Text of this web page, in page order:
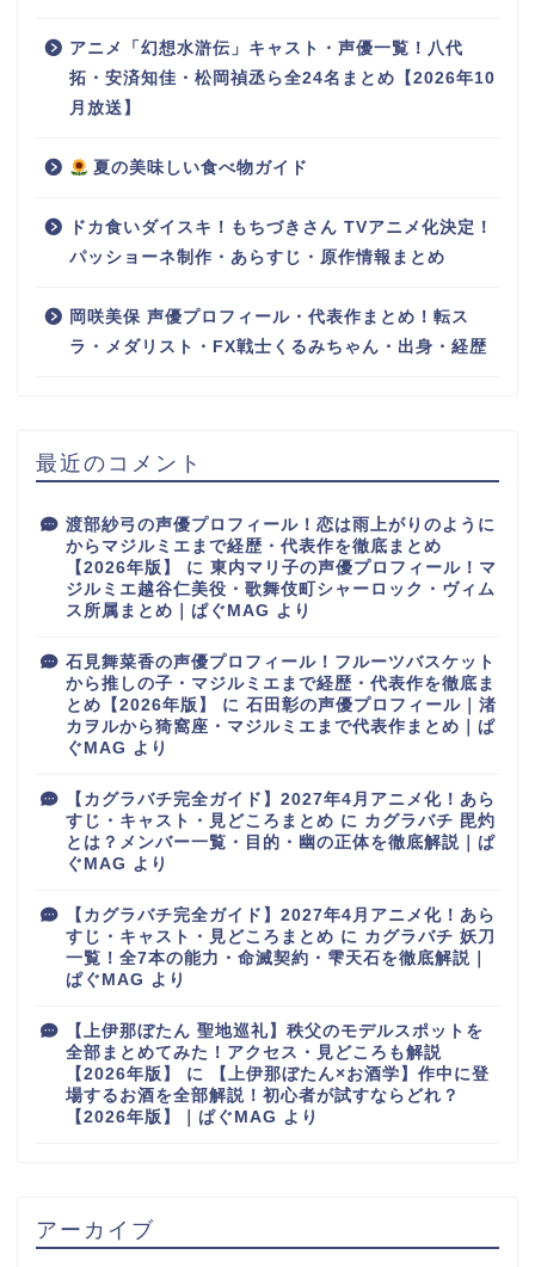
アニメ「幻想水滸伝」キャスト・声優一覧！八代
拓・安済知佳・松岡禎丞ら全24名まとめ【2026年10
月放送】
夏の美味しい食べ物ガイド
ドカ食いダイスキ！もちづきさん TVアニメ化決定！
パッショーネ制作・あらすじ・原作情報まとめ
岡咲美保 声優プロフィール・代表作まとめ！転ス
ラ・メダリスト・FX戦士くるみちゃん・出身・経歴
最近のコメント
渡部紗弓の声優プロフィール！恋は雨上がりのように
からマジルミエまで経歴・代表作を徹底まとめ
【2026年版】
に 東内マリ子の声優プロフィール！マ
ジルミエ越谷仁美役・歌舞伎町シャーロック・ヴィム
ス所属まとめ｜ぱぐMAG より
石見舞菜香の声優プロフィール！フルーツバスケット
から推しの子・マジルミエまで経歴・代表作を徹底ま
とめ【2026年版】
に 石田彰の声優プロフィール｜渚
カヲルから猗窩座・マジルミエまで代表作まとめ｜ぱ
ぐMAG より
【カグラバチ完全ガイド】2027年4月アニメ化！あら
すじ・キャスト・見どころまとめ に カグラバチ 毘灼
とは？メンバー一覧・目的・幽の正体を徹底解説｜ぱ
ぐMAG より
【カグラバチ完全ガイド】2027年4月アニメ化！あら
すじ・キャスト・見どころまとめ に カグラバチ 妖刀
一覧！全7本の能力・命滅契約・雫天石を徹底解説｜
ぱぐMAG より
【上伊那ぼたん 聖地巡礼】秩父のモデルスポットを
全部まとめてみた！アクセス・見どころも解説
【2026年版】
に
【上伊那ぼたん×お酒学】作中に登
場するお酒を全部解説！初心者が試すならどれ？
【2026年版】｜ぱぐMAG より
アーカイブ